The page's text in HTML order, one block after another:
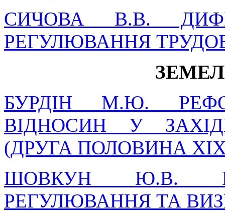
СИЧОВА В.В.
РЕГУЛЮВАННЯ
БУРДІН М.Ю.
ВІДНОСИН У
(ДРУГА ПОЛОВИНА
ШОВКУН Ю.В.
РЕГУЛЮВАННЯ ТА